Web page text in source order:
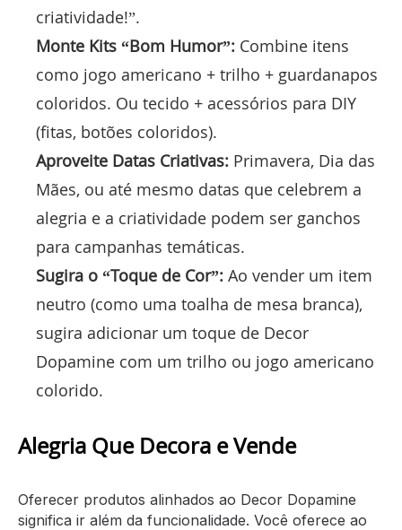
criatividade!”.
Monte Kits “Bom Humor”: Combine itens
como jogo americano + trilho + guardanapos
coloridos. Ou tecido + acessórios para DIY
(fitas, botões coloridos).
Aproveite Datas Criativas: Primavera, Dia das
Mães, ou até mesmo datas que celebrem a
alegria e a criatividade podem ser ganchos
para campanhas temáticas.
Sugira o “Toque de Cor”: Ao vender um item
neutro (como uma toalha de mesa branca),
sugira adicionar um toque de Decor
Dopamine com um trilho ou jogo americano
colorido.
Alegria Que Decora e Vende
Oferecer produtos alinhados ao Decor Dopamine
significa ir além da funcionalidade. Você oferece ao